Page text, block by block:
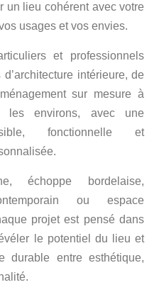
un lieu cohérent avec votre
usages et vos envies.
et professionnels
intérieure, de
sur mesure à
environs, avec une
fonctionnelle et
échoppe bordelaise,
ou espace
projet est pensé dans
le potentiel du lieu et
durable entre esthétique,